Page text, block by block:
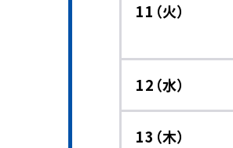
11（火）
12（水）
13（木）